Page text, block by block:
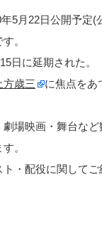
5月22日公開予定(
。
日に延期された。
方歳三
に焦点をあ
場映画・舞台な
。
・配役に関してご